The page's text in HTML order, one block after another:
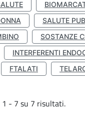
SALUTE
SOSTANZE
INTERFERENTI
FTALATI
- 7 su 7 risultati.